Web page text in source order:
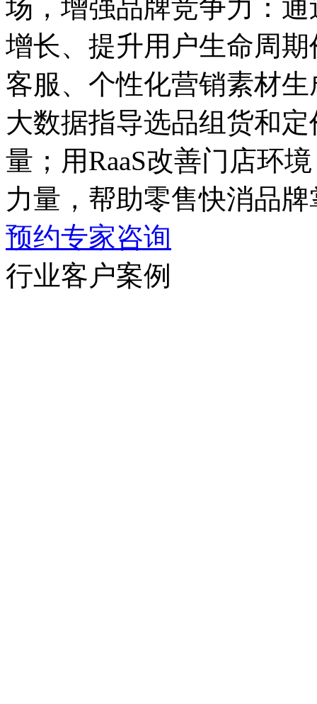
场，增强品牌竞争力
增长、提升用户生命周
客服、个性化营销素材
大数据指导选品组货和定
量；用RaaS改善门店环境
力量，帮助零售快消品
预约专家咨询
行业客户案例